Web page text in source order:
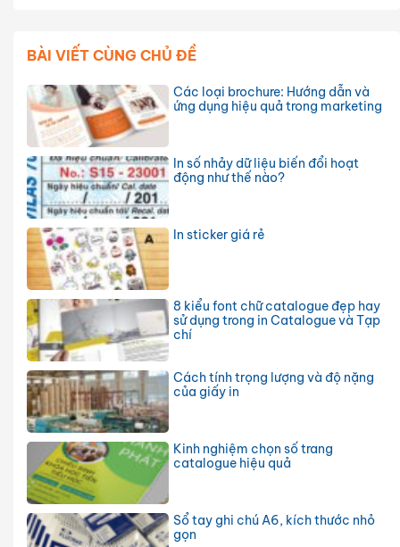
BÀI VIẾT CÙNG CHỦ ĐỀ
Các loại brochure: Hướng dẫn và
ứng dụng hiệu quả trong marketing
In số nhảy dữ liệu biến đổi hoạt
động như thế nào?
In sticker giá rẻ
8 kiểu font chữ catalogue đẹp hay
sử dụng trong in Catalogue và Tạp
chí
Cách tính trọng lượng và độ nặng
của giấy in
Kinh nghiệm chọn số trang
catalogue hiệu quả
Sổ tay ghi chú A6, kích thước nhỏ
gọn